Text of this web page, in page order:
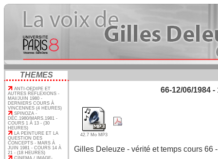
THEMES
ANTI-OEDIPE ET
AUTRES RÉFLEXIONS -
MAI/JUIN 1980 -
DERNIERS COURS À
VINCENNES (4 HEURES)
SPINOZA -
DÉC.1980/MARS.1981 -
COURS 1 À 13 - (30
HEURES)
LA PEINTURE ET LA
QUESTION DES
CONCEPTS - MARS À
JUIN 1981 - COURS 14 À
21 - (18 HEURES)
CINEMA / IMAGE-
66-12/06/1984 -
42.7 Mo MP3
Gilles Deleuze - vérité et temps cours 66